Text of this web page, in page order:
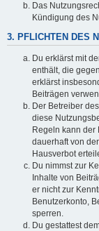
Das
Kündigung des
3. PFLICHTEN DES
Du erklärst mit
enthält, die
erklärst
Beiträgen
Der Betreiber
diese
Regeln kann der
dauerhaft von
Hausverbot
Du nimmst zur
Inhalte von
er nicht zur
Benutzerkonto,
sperren.
Du gestattest